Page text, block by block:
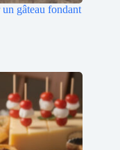
gâteau fondant